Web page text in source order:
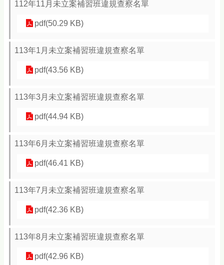
112年11月未立案補習班違規查察名單
pdf(50.29 KB)
113年1月未立案補習班違規查察名單
pdf(43.56 KB)
113年3月未立案補習班違規查察名單
pdf(44.94 KB)
113年6月未立案補習班違規查察名單
pdf(46.41 KB)
113年7月未立案補習班違規查察名單
pdf(42.36 KB)
113年8月未立案補習班違規查察名單
pdf(42.96 KB)